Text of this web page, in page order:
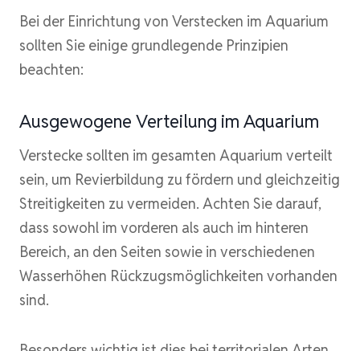
Bei der Einrichtung von Verstecken im Aquarium
sollten Sie einige grundlegende Prinzipien
beachten:
Ausgewogene Verteilung im Aquarium
Verstecke sollten im gesamten Aquarium verteilt
sein, um Revierbildung zu fördern und gleichzeitig
Streitigkeiten zu vermeiden. Achten Sie darauf,
dass sowohl im vorderen als auch im hinteren
Bereich, an den Seiten sowie in verschiedenen
Wasserhöhen Rückzugsmöglichkeiten vorhanden
sind.